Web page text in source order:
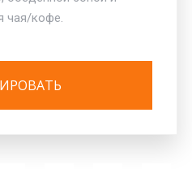
чая/кофе.